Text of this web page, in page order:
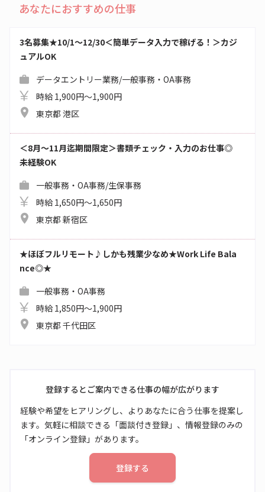
あなたにおすすめの仕事
3名募集★10/1～12/30＜簡単データ入力で稼げる！＞カジ
ュアルOK
データエントリー業務/一般事務・OA事務
時給 1,900円～1,900円
東京都 港区
＜8月～11月迄期間限定＞書類チェック・入力のお仕事◎
未経験OK
一般事務・OA事務/生保事務
時給 1,650円～1,650円
東京都 新宿区
★ほぼフルリモート♪しかも残業少なめ★Work Life Bala
nce◎★
一般事務・OA事務
時給 1,850円～1,900円
東京都 千代田区
登録するとご案内できる仕事の幅が広がります
経験や希望をヒアリングし、よりあなたに合う仕事を提案し
ます。気軽に相談できる「面談付き登録」、情報登録のみの
「オンライン登録」があります。
登録する